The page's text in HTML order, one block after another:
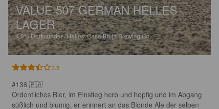
VALUE 507 GERMAN HELLES
LAGER
4.9%Dortmunder / Helles.Casa Bruja Brewing Co.
3.5
#136 🇵🇦
Ordentliches Bier, im Einstieg herb und hopfig und im Abgang
süßlich und blumig, er erinnert an das Blonde Ale der selben